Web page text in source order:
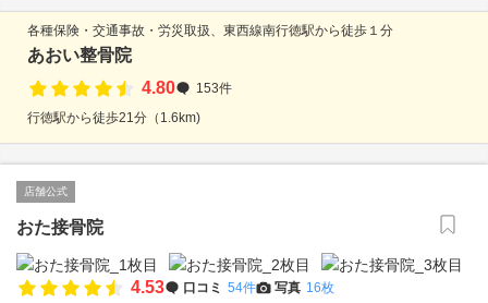
各種保険・交通事故・労災取扱、東西線南行徳駅から徒歩１分
あおい整骨院
4.80
153件
行徳駅から徒歩21分（1.6km)
店舗公式
おた接骨院
4.53 口コミ 54件 写真 16枚